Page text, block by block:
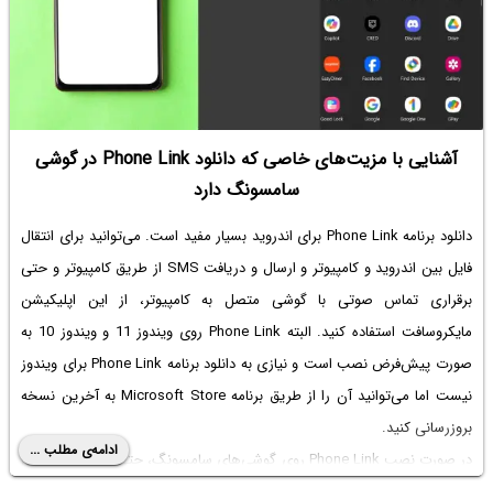
آشنایی با مزیت‌های خاصی که دانلود Phone Link در گوشی
سامسونگ دارد
دانلود برنامه Phone Link برای اندروید
بسیار مفید است. می‌توانید برای انتقال
فایل بین اندروید و کامپیوتر و ارسال و دریافت SMS از طریق کامپیوتر و حتی
برقراری تماس صوتی با گوشی متصل به کامپیوتر، از این اپلیکیشن
مایکروسافت استفاده کنید. البته Phone Link روی ویندوز 11 و ویندوز 10 به
صورت پیش‌فرض نصب است و نیازی به دانلود برنامه Phone Link برای ویندوز
نیست اما می‌توانید آن را از طریق برنامه Microsoft Store به آخرین نسخه
بروزرسانی کنید.
در صورت نصب Phone Link روی گوشی‌های سامسونگ، حتی امکانات بیشتری
ادامه‌ی مطلب ...